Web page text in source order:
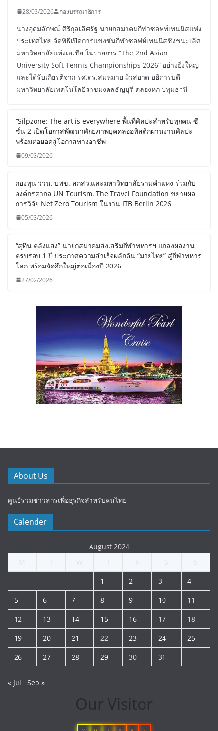
28/03/2026 กองบรรณาธิการ
นางอุดมลักษณ์ ศิริกุลเลิศรัฐ นายกสมาคมกีฬาซอฟท์เทนนิสแห่ง
ประเทศไทย จัดพิธีเปิดการแข่งขันกีฬาซอฟท์เทนนิสชิงชนะเลิศ
มหาวิทยาลัยแห่งเอเชีย ในรายการ “The 2nd Asian
University Soft Tennis Championships 2026” อย่างยิ่งใหญ่
และได้รับเกียรติจาก รศ.ดร.สมหมาย ผิวสอาด อธิการบดี
มหาวิทยาลัยเทคโนโลยีราชมงคลธัญบุรี คลองหก ปทุมธานี
“Silpzone: The art is everywhere พื้นที่ศิลปะสำหรับทุกคน ซี
ซั่น 2 เปิดโอกาสพัฒนาศักยภาพบุคคลออทิสติกผ่านงานศิลปะ
พร้อมต่อยอดสู่โอกาสทางอาชีพ
09/03/2026
กองทุน ววน. บพข.-สกสว.และมหาวิทยาลัยรามคำแหง ร่วมกับ
องค์กรสากล UN Tourism, The Travel Foundation ขยายผล
การวิจัย Net Zero Tourism ในงาน ITB Berlin 2026
05/03/2026
“สุทิน คลังแสง” นายกสมาคมส่งเสริมกีฬาทหารฯ แถลงผลงาน
ครบรอบ 1 ปี ประกาศความสำเร็จผลักดัน “มวยไทย” สู่กีฬาทหาร
โลก พร้อมจัดศึกใหญ่ต่อเนื่องปี 2026
27/02/2026
About Us
ศูนย์รวมข่าวสารเพื่อธุรกิจสำหรับคนไทย
Calender
August 2024
1 2 3 4
5 6 7 8 9 10 11
12 13 14 15 16 17 18
19 20 21 22 23 24 25
26 27 28 29 30 31
« Jul Sep »
Our Visitor